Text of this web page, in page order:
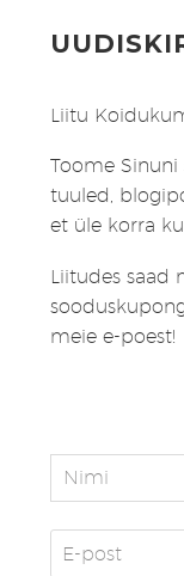
Liitu
Toome
tuuled,
et üle korra
Liitudes saad
meie e-poest!